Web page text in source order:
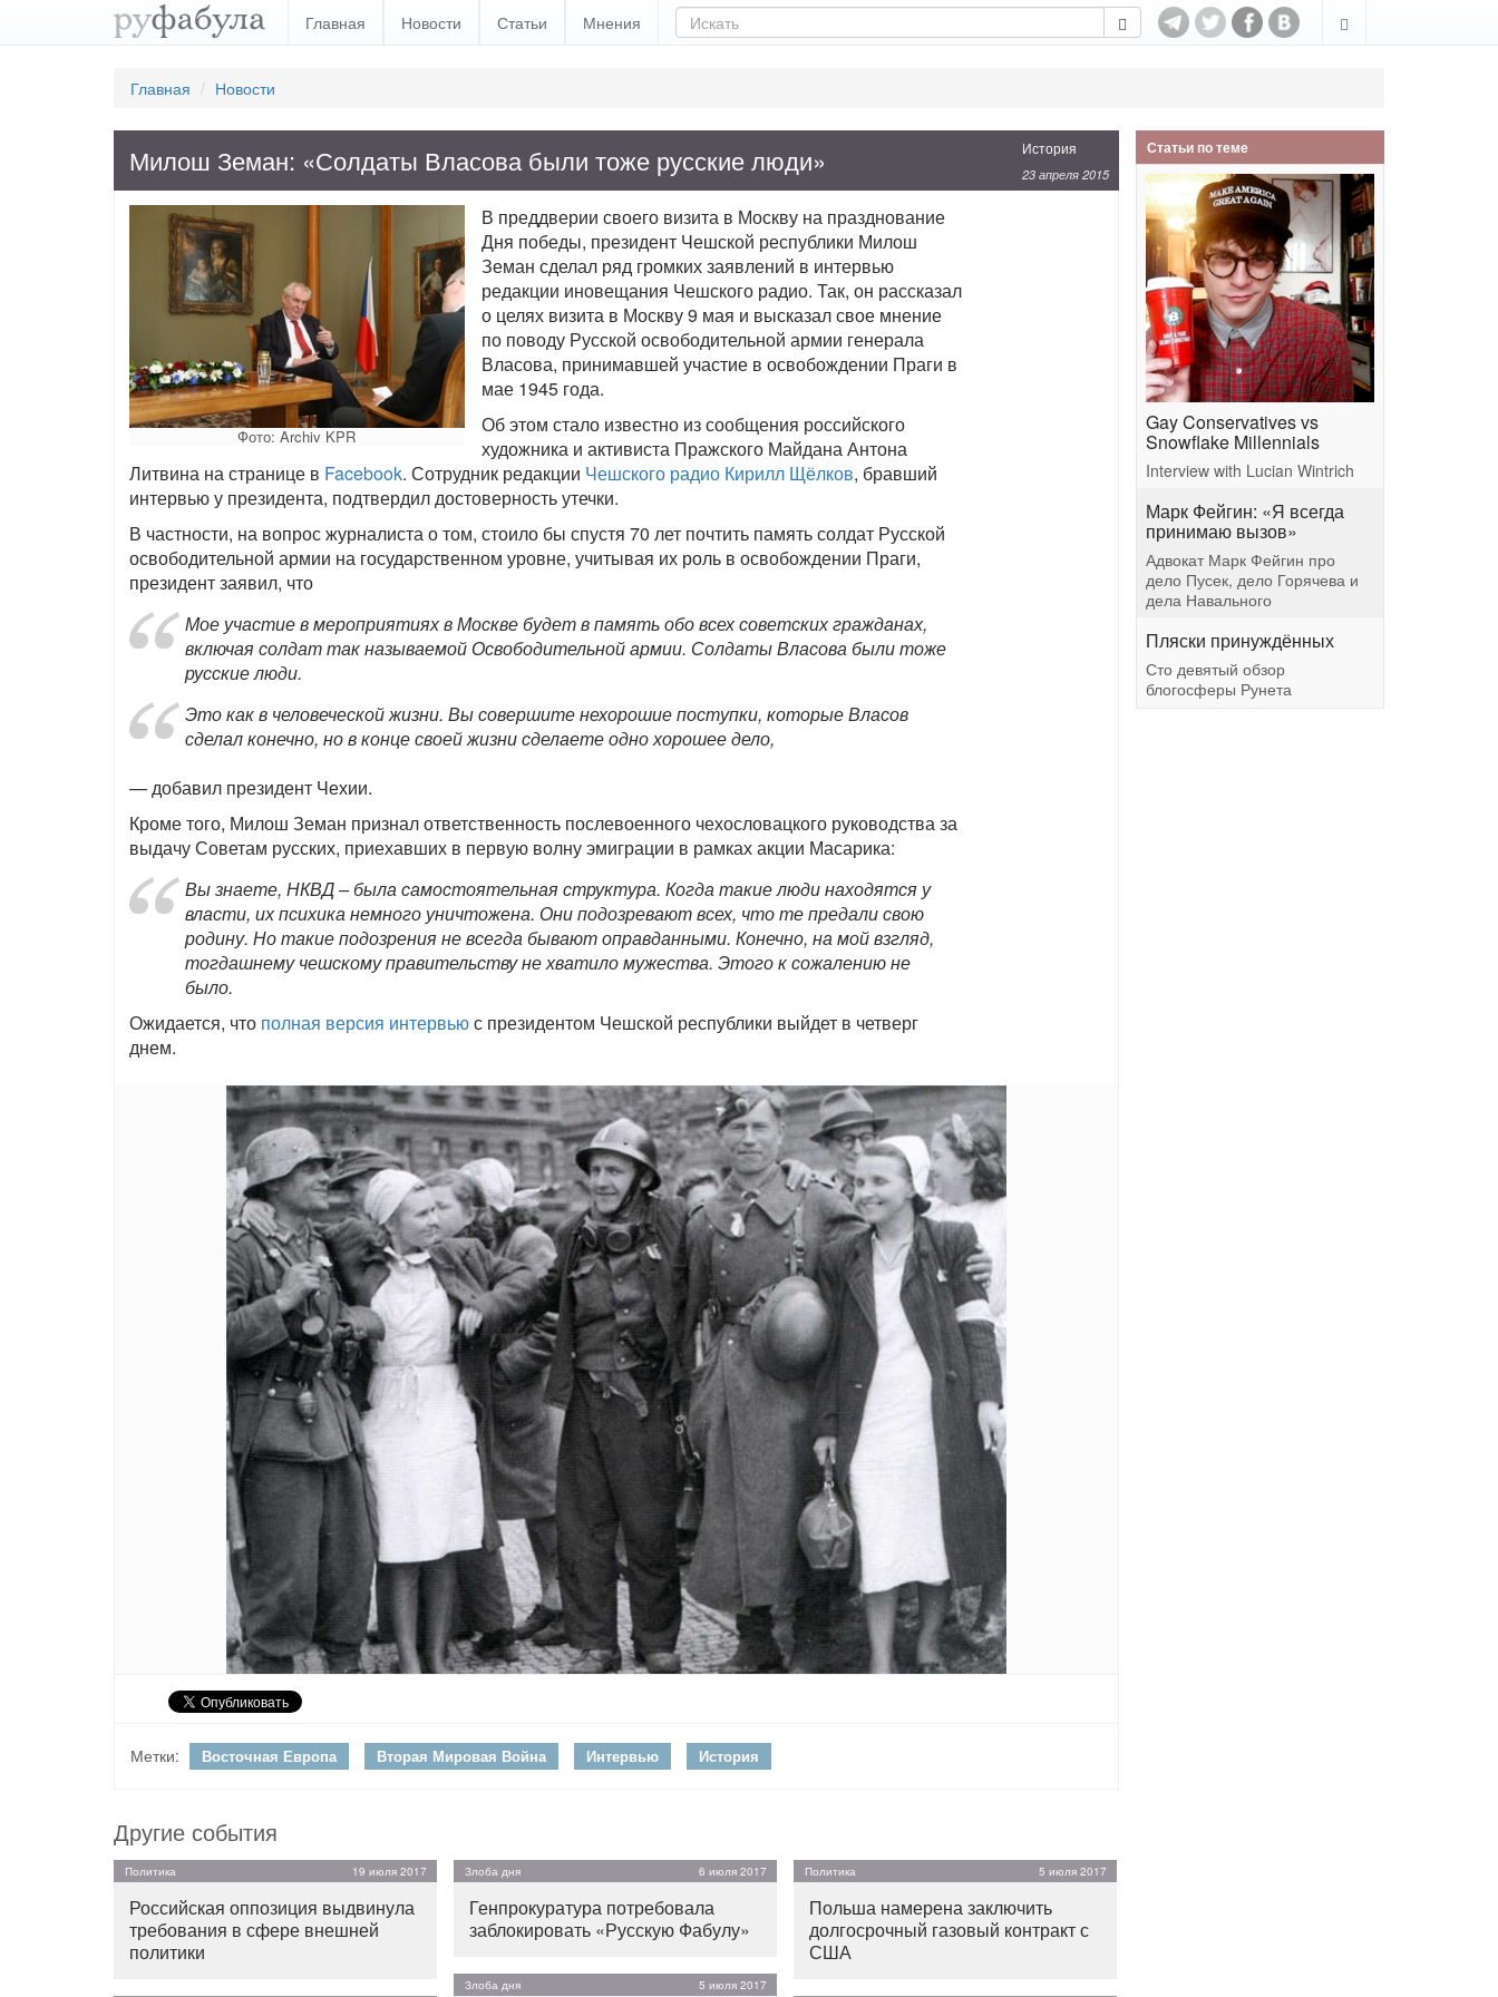
Главная Новости Статьи Мнения
Главная Новости
История
23 апреля 2015
Милош Земан: «Солдаты Власова были тоже русские люди»
Фото: Archiv KPR
В преддверии своего визита в Москву на празднование
Дня победы, президент Чешской республики Милош
Земан сделал ряд громких заявлений в интервью
редакции иновещания Чешского радио. Так, он рассказал
о целях визита в Москву 9 мая и высказал свое мнение
по поводу Русской освободительной армии генерала
Власова, принимавшей участие в освобождении Праги в
мае 1945 года.
Об этом стало известно из сообщения российского
художника и активиста Пражского Майдана Антона
Литвина на странице в Facebook. Сотрудник редакции Чешского радио Кирилл Щёлков, бравший
интервью у президента, подтвердил достоверность утечки.
В частности, на вопрос журналиста о том, стоило бы спустя 70 лет почтить память солдат Русской
освободительной армии на государственном уровне, учитывая их роль в освобождении Праги,
президент заявил, что
Мое участие в мероприятиях в Москве будет в память обо всех советских гражданах,
включая солдат так называемой Освободительной армии. Солдаты Власова были тоже
русские люди.
Это как в человеческой жизни. Вы совершите нехорошие поступки, которые Власов
сделал конечно, но в конце своей жизни сделаете одно хорошее дело,
— добавил президент Чехии.
Кроме того, Милош Земан признал ответственность послевоенного чехословацкого руководства за
выдачу Советам русских, приехавших в первую волну эмиграции в рамках акции Масарика:
Вы знаете, НКВД – была самостоятельная структура. Когда такие люди находятся у
власти, их психика немного уничтожена. Они подозревают всех, что те предали свою
родину. Но такие подозрения не всегда бывают оправданными. Конечно, на мой взгляд,
тогдашнему чешскому правительству не хватило мужества. Этого к сожалению не
было.
Ожидается, что полная версия интервьюс президентом Чешской республики выйдет в четверг
днем.
Метки: Восточная Европа Вторая Мировая Война Интервью История
Другие события
Политика 19 июля 2017
Российская оппозиция выдвинула
требования в сфере внешней
политики
Злоба дня 6 июля 2017
Генпрокуратура потребовала
заблокировать «Русскую Фабулу»
Злоба дня 5 июля 2017
Политика 5 июля 2017
Польша намерена заключить
долгосрочный газовый контракт с
США
Статьи по теме
Gay Conservatives vs
Snowflake Millennials
Interview with Lucian Wintrich
Марк Фейгин: «Я всегда
принимаю вызов»
Адвокат Марк Фейгин про
дело Пусек, дело Горячева и
дела Навального
Пляски принуждённых
Сто девятый обзор
блогосферы Рунета